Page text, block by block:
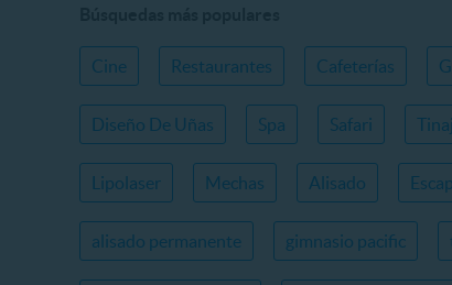
Cine Restaurantes Cafeterías
Diseño De Uñas Spa Safari
Lipolaser Mechas Alisado
alisado permanente gimnasio pacific